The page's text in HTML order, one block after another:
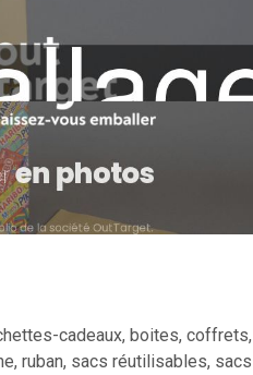
cadeaux, boites, coffrets,
ruban, sacs réutilisables, sacs